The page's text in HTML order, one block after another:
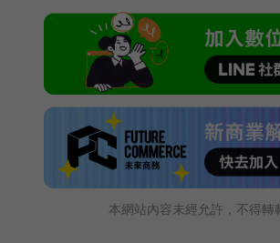
本網站內容未經允許，不得轉